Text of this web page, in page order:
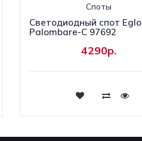
Споты
Светодиодный спот Eglo
Palombare-C 97692
4290р.
Купить